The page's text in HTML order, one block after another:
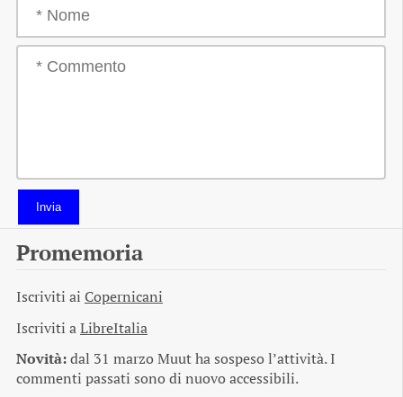
Invia
Promemoria
Iscriviti ai Copernicani
Iscriviti aLibreItalia
Novità:dal 31 marzo Muut ha sospeso l’attività. I
commenti passati sono di nuovo accessibili.